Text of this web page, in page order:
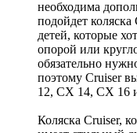
необходима
подойдет
детей, которые
опорой или
обязательно
поэтому Cruiser
12, CX 14, CX 16
Коляска Cruiser,